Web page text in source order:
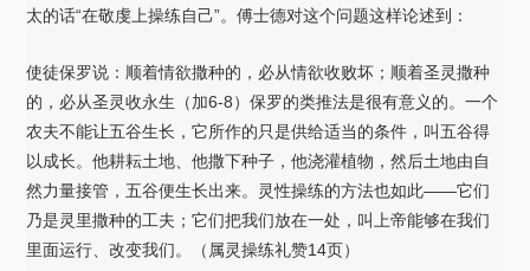
太的话“在敬虔上操练自己”。傅士德对这个问题这样论述到：
使徒保罗说：顺着情欲撒种的，必从情欲收败坏；顺着圣灵撒种
的，必从圣灵收永生（加6-8）保罗的类推法是很有意义的。一个
农夫不能让五谷生长，它所作的只是供给适当的条件，叫五谷得
以成长。他耕耘土地、他撒下种子，他浇灌植物，然后土地由自
然力量接管，五谷便生长出来。灵性操练的方法也如此——它们
乃是灵里撒种的工夫；它们把我们放在一处，叫上帝能够在我们
里面运行、改变我们。（属灵操练礼赞14页）